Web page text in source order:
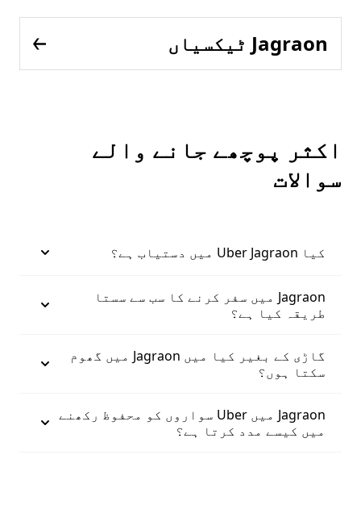
Jagraon ٹیکسیاں
اکثر پوچھے جانے والے
سوالات
کیا Uber Jagraon میں دستیاب ہے؟
Jagraon میں سفر کرنے کا سب سے سستا
طریقہ کیا ہے؟
گاڑی کے بغیر کیا میں Jagraon میں گھوم
سکتا ہوں؟
Jagraon میں Uber سواروں کو محفوظ رکھنے
میں کیسے مدد کرتا ہے؟